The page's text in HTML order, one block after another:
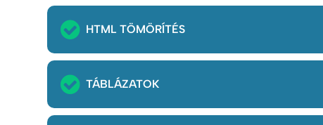
HTML TÖMÖRÍTÉS
TÁBLÁZATOK